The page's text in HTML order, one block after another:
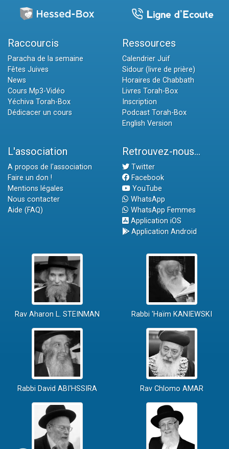
Raccourcis
Paracha de la semaine
Fêtes Juives
News
Cours Mp3-Vidéo
Yéchiva Torah-Box
Dédicacer un cours
Ressources
Calendrier Juif
Sidour (livre de prière)
Horaires de Chabbath
Livres Torah-Box
Inscription
Podcast Torah-Box
English Version
L'association
A propos de l'association
Faire un don !
Mentions légales
Nous contacter
Aide (FAQ)
Retrouvez-nous...
Twitter
Facebook
YouTube
WhatsApp
WhatsApp Femmes
Application iOS
Application Android
Rav Aharon L. STEINMAN Rabbi 'Haïm KANIEWSKI
Rabbi David ABI'HSSIRA Rav Chlomo AMAR